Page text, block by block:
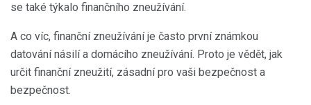
se také týkalo finančního zneužívání.
A co víc, finanční zneužívání je často první známkou
datování násilí a domácího zneužívání. Proto je vědět, jak
určit finanční zneužití, zásadní pro vaši bezpečnost a
bezpečnost.